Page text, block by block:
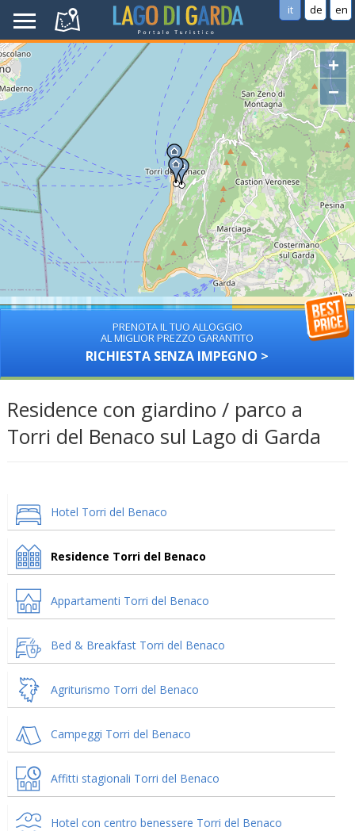
it de en
+
−
PRENOTA IL TUO ALLOGGIO
AL MIGLIOR PREZZO GARANTITO
RICHIESTA SENZA IMPEGNO >
Residence con giardino / parco a
Torri del Benaco sul Lago di Garda
Hotel Torri del Benaco
Residence Torri del Benaco
Appartamenti Torri del Benaco
Bed & Breakfast Torri del Benaco
Agriturismo Torri del Benaco
Campeggi Torri del Benaco
Affitti stagionali Torri del Benaco
Hotel con centro benessere Torri del Benaco